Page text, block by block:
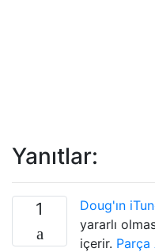
Yanıtlar:
1 Doug'ın
yararlı
içerir. Parça